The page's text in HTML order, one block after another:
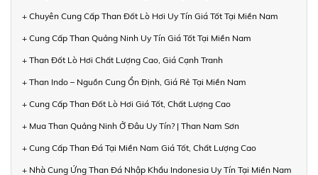
+ Chuyên Cung Cấp Than Đốt Lò Hơi Uy Tín Giá Tốt Tại Miền Nam
+ Cung Cấp Than Quảng Ninh Uy Tín Giá Tốt Tại Miền Nam
+ Than Đốt Lò Hơi Chất Lượng Cao, Giá Cạnh Tranh
+ Than Indo – Nguồn Cung Ổn Định, Giá Rẻ Tại Miền Nam
+ Cung Cấp Than Đốt Lò Hơi Giá Tốt, Chất Lượng Cao
+ Mua Than Quảng Ninh Ở Đâu Uy Tín? | Than Nam Sơn
+ Cung Cấp Than Đá Tại Miền Nam Giá Tốt, Chất Lượng Cao
+ Nhà Cung Ứng Than Đá Nhập Khẩu Indonesia Uy Tín Tại Miền Nam